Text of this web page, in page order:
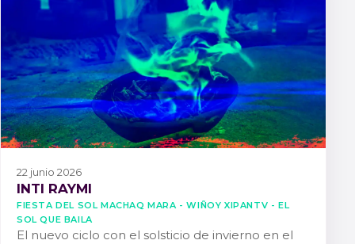
22 junio 2026
INTI RAYMI
FIESTA DEL SOL MACHAQ MARA - WIÑOY XIPANTV - EL
SOL QUE BAILA
El nuevo ciclo con el solsticio de invierno en el